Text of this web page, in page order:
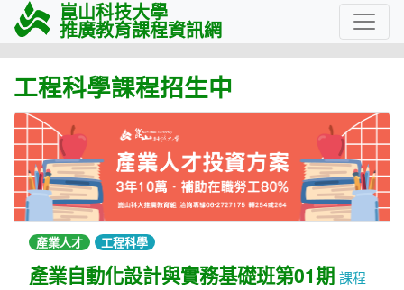
崑山科技大學
推廣教育課程資訊網
工程科學課程招生中
產業人才 工程科學
產業自動化設計與實務基礎班第01期 課程